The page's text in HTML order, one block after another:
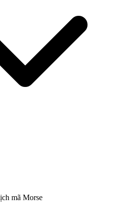
mã Morse